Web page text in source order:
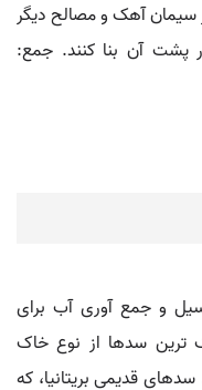
سیمان آهک و مصالح دیگر
پشت آن بنا کنند. جمع:
و جمع آوری آب برای
ترین سدها از نوع خاک
قدیمی بریتانیا، که